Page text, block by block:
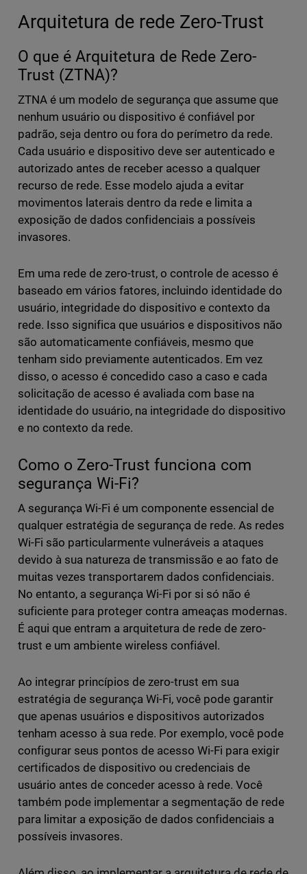
Arquitetura de rede Zero-Trust
O que é Arquitetura de Rede Zero-
Trust (ZTNA)?
ZTNA é um modelo de segurança que assume que
nenhum usuário ou dispositivo é confiável por
padrão, seja dentro ou fora do perímetro da rede.
Cada usuário e dispositivo deve ser autenticado e
autorizado antes de receber acesso a qualquer
recurso de rede. Esse modelo ajuda a evitar
movimentos laterais dentro da rede e limita a
exposição de dados confidenciais a possíveis
invasores.
Em uma rede de zero-trust, o controle de acesso é
baseado em vários fatores, incluindo identidade do
usuário, integridade do dispositivo e contexto da
rede. Isso significa que usuários e dispositivos não
são automaticamente confiáveis, mesmo que
tenham sido previamente autenticados. Em vez
disso, o acesso é concedido caso a caso e cada
solicitação de acesso é avaliada com base na
identidade do usuário, na integridade do dispositivo
e no contexto da rede.
Como o Zero-Trust funciona com
segurança Wi-Fi?
A segurança Wi-Fi é um componente essencial de
qualquer estratégia de segurança de rede. As redes
Wi-Fi são particularmente vulneráveis a ataques
devido à sua natureza de transmissão e ao fato de
muitas vezes transportarem dados confidenciais.
No entanto, a segurança Wi-Fi por si só não é
suficiente para proteger contra ameaças modernas.
É aqui que entram a arquitetura de rede de zero-
trust e um ambiente wireless confiável.
Ao integrar princípios de zero-trust em sua
estratégia de segurança Wi-Fi, você pode garantir
que apenas usuários e dispositivos autorizados
tenham acesso à sua rede. Por exemplo, você pode
configurar seus pontos de acesso Wi-Fi para exigir
certificados de dispositivo ou credenciais de
usuário antes de conceder acesso à rede. Você
também pode implementar a segmentação de rede
para limitar a exposição de dados confidenciais a
possíveis invasores.